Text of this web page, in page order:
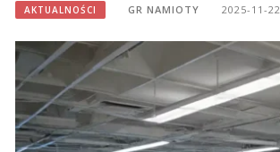
AKTUALNOŚCI GR NAMIOTY 2025-11-22